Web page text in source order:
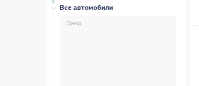
Все автомобили
Бренд